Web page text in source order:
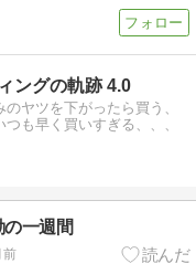
ングの軌跡 4.0
ヤツを下がったら買う、
も早く買いすぎる、、、
の一週間
前